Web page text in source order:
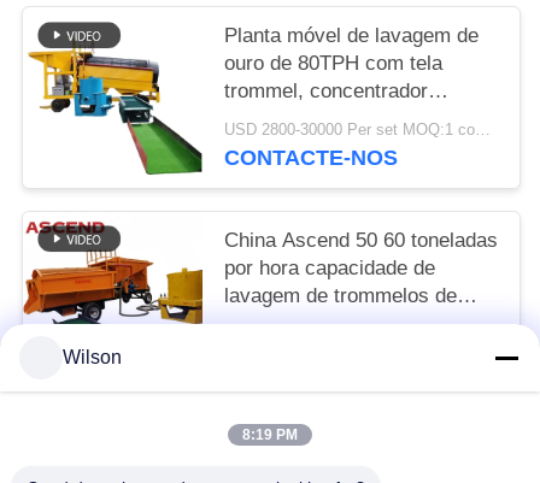
Planta móvel de lavagem de
ouro de 80TPH com tela
trommel, concentrador
centrífugo de ouro Knelson e
calha de eclusa
USD 2800-30000 Per set MOQ:1 conjunto
CONTACTE-NOS
China Ascend 50 60 toneladas
por hora capacidade de
lavagem de trommelos de
ouro para a recuperação de
Wilson
8:19 PM